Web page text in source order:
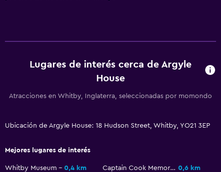
Lugares de interés cerca de Argyle
House
Atracciones en Whitby, Inglaterra, seleccionadas por momondo
Ubicación de Argyle House: 18 Hudson Street, Whitby, YO21 3EP
Mejores lugares de interés
Whitby Museum 0,4 km Captain Cook Memorial Museum 0,6 km